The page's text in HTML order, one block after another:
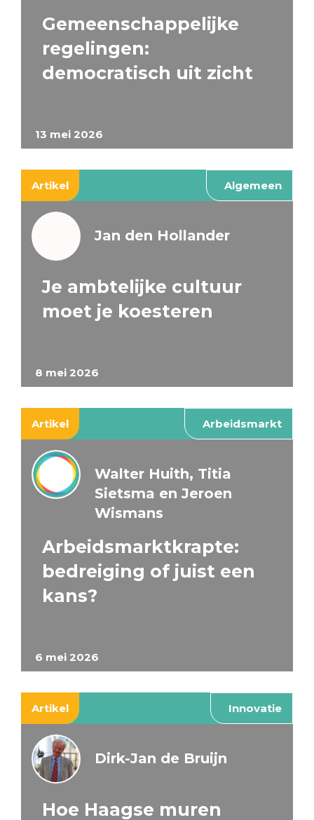
13 mei 2026
Gemeenschappelijke
regelingen:
democratisch uit zicht
Artikel Algemeen
8 mei 2026
Jan den Hollander
Je ambtelijke cultuur
moet je koesteren
Artikel Arbeidsmarkt
6 mei 2026
Walter Huith, Titia
Sietsma en Jeroen
Wismans
Arbeidsmarktkrapte:
bedreiging of juist een
kans?
Artikel Innovatie
Dirk-Jan de Bruijn
Hoe Haagse muren